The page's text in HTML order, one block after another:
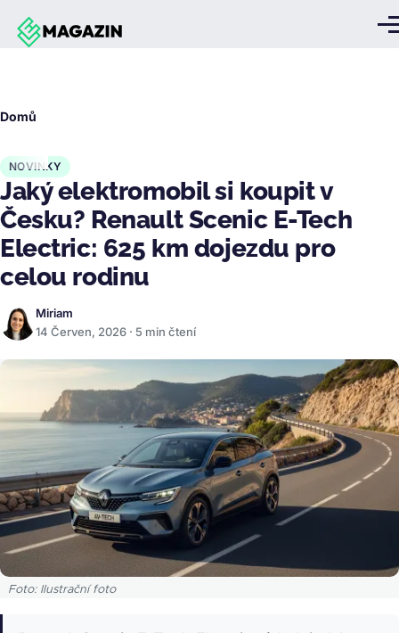
Přejít k hlavnímu obsahu
Domů
NOVINKY
Jaký elektromobil si koupit v
Česku? Renault Scenic E-Tech
Electric: 625 km dojezdu pro
celou rodinu
Miriam
14 Červen, 2026 · 5 min čtení
Foto: Ilustrační foto